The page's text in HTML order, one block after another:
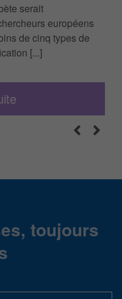
serait
européens
de cinq types de
[...]
toujours